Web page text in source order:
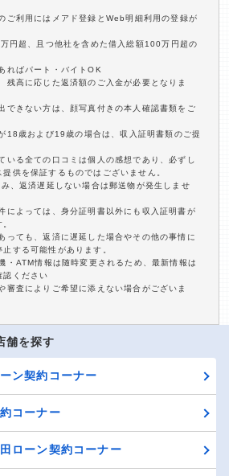
ご利用にはメアド登録とWeb明細利用の登録が
円超、且つ他社を含めた借入総額100万円超の
ればパート・バイトOK
残高に応じた返済額のご入金が必要となりま
できない方は、顔写真付きの本人確認書類をご
18歳および19歳の場合は、収入証明書類のご提
いる全ての口コミは個人の感想であり、必ずし
供を保証するものではございません。
、返済遅延しない場合は郵送物が発生しませ
によっては、身分証明書以外にも収入証明書が
っても、返済に遅延した場合やその他の事情に
する可能性があります。
・ATM情報は随時変更されるため、最新情報は
認ください
査によりご希望に添えない場合がございま
舗を探す
ン契約コーナー
コーナー
ローン契約コーナー